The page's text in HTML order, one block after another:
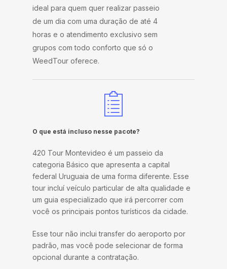
ideal para quem quer realizar passeio
de um dia com uma duração de até 4
horas e o atendimento exclusivo sem
grupos com todo conforto que só o
WeedTour oferece.
O que está incluso nesse pacote?
420 Tour Montevideo é um passeio da
categoria Básico que apresenta a capital
federal Uruguaia de uma forma diferente. Esse
tour incluí veículo particular de alta qualidade e
um guia especializado que irá percorrer com
você os principais pontos turísticos da cidade.
Esse tour não inclui transfer do aeroporto por
padrão, mas você pode selecionar de forma
opcional durante a contratação.